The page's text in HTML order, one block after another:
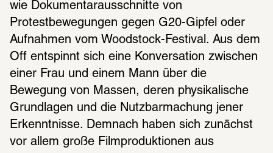
wie Dokumentarausschnitte von
Protestbewegungen gegen G20-Gipfel oder
Aufnahmen vom Woodstock-Festival. Aus dem
Off entspinnt sich eine Konversation zwischen
einer Frau und einem Mann über die
Bewegung von Massen, deren physikalische
Grundlagen und die Nutzbarmachung jener
Erkenntnisse. Demnach haben sich zunächst
vor allem große Filmproduktionen aus